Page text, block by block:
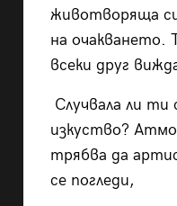
животворяща
на очакването.
всеки друг
Случвала ли ти
изкуство?
трябва да
се погледи,